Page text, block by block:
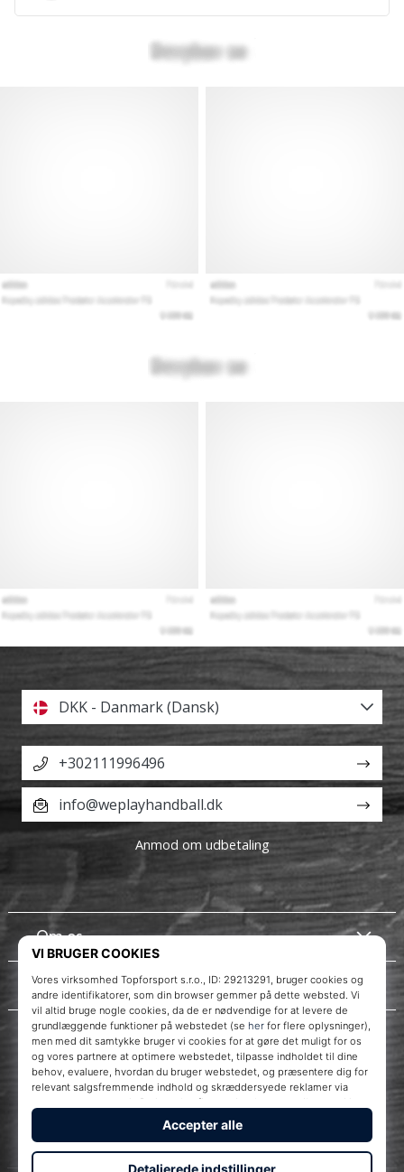
WePlayHandball.dk
Instagram
Om os
Kundeservice
DKK - Danmark (Dansk)
+302111996496
info@weplayhandball.dk
Anmod om udbetaling